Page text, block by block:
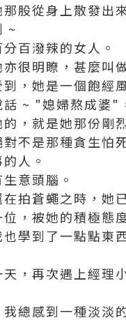
股從身上散發出
~
百潑辣的女人。
很明瞭，甚麼叫
，她是一個飽經
話 ~ "媳婦熬成婆"
，就是她那份剛
不是那種貪生怕
人。
意頭腦。
拍蒼蠅之時，她
，被她的積極態
學到了一點點東
，再次遇上經理
總感到一種淡淡